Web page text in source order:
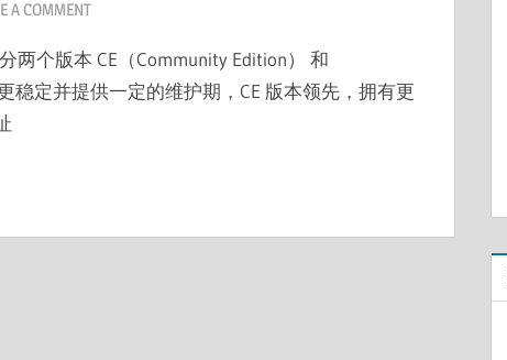
A COMMENT
两个版本 CE（Community Edition） 和
稳定并提供一定的维护期，CE 版本领先，拥有更